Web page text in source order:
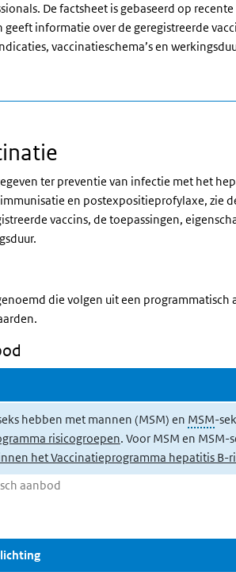
De factsheet is gebaseerd op
informatie over de geregistreerde
vaccinatieschema’s en
ter preventie van infectie met het
en postexpositieprofylaxe, zie
vaccins, de toepassingen,
die volgen uit een
aanbod
hebben met mannen (MSM) en MSM-
risicogroepen. Voor MSM en MSM-
het Vaccinatieprogramma hepatitis B-